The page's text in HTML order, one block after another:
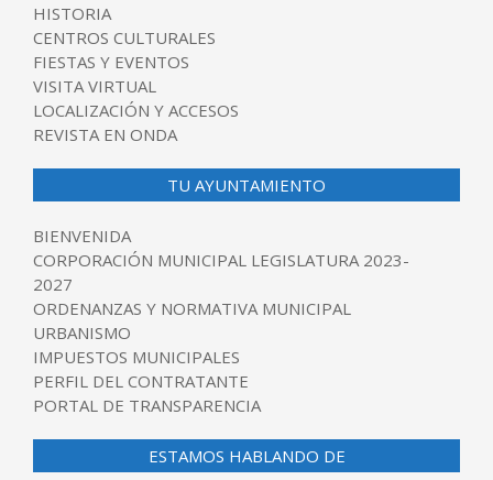
HISTORIA
CENTROS CULTURALES
FIESTAS Y EVENTOS
VISITA VIRTUAL
LOCALIZACIÓN Y ACCESOS
REVISTA EN ONDA
TU AYUNTAMIENTO
BIENVENIDA
CORPORACIÓN MUNICIPAL LEGISLATURA 2023-
2027
ORDENANZAS Y NORMATIVA MUNICIPAL
URBANISMO
IMPUESTOS MUNICIPALES
PERFIL DEL CONTRATANTE
PORTAL DE TRANSPARENCIA
ESTAMOS HABLANDO DE